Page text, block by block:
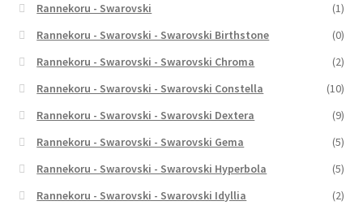
Rannekoru - Swarovski
(1)
Rannekoru - Swarovski - Swarovski Birthstone
(0)
Rannekoru - Swarovski - Swarovski Chroma
(2)
Rannekoru - Swarovski - Swarovski Constella
(10)
Rannekoru - Swarovski - Swarovski Dextera
(9)
Rannekoru - Swarovski - Swarovski Gema
(5)
Rannekoru - Swarovski - Swarovski Hyperbola
(5)
Rannekoru - Swarovski - Swarovski Idyllia
(2)